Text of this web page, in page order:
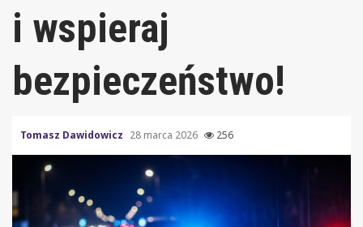
i wspieraj
bezpieczeństwo!
Tomasz Dawidowicz 28 marca 2026 256